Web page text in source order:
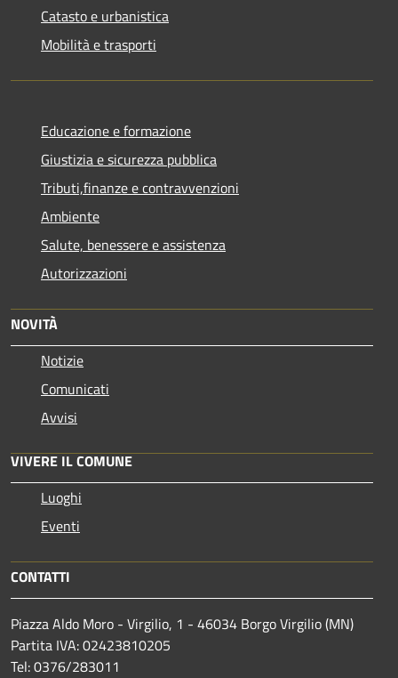
Catasto e urbanistica
Mobilità e trasporti
Educazione e formazione
Giustizia e sicurezza pubblica
Tributi,finanze e contravvenzioni
Ambiente
Salute, benessere e assistenza
Autorizzazioni
NOVITÀ
Notizie
Comunicati
Avvisi
VIVERE IL COMUNE
Luoghi
Eventi
CONTATTI
Piazza Aldo Moro - Virgilio, 1 - 46034 Borgo Virgilio (MN)
Partita IVA: 02423810205
Tel: 0376/283011